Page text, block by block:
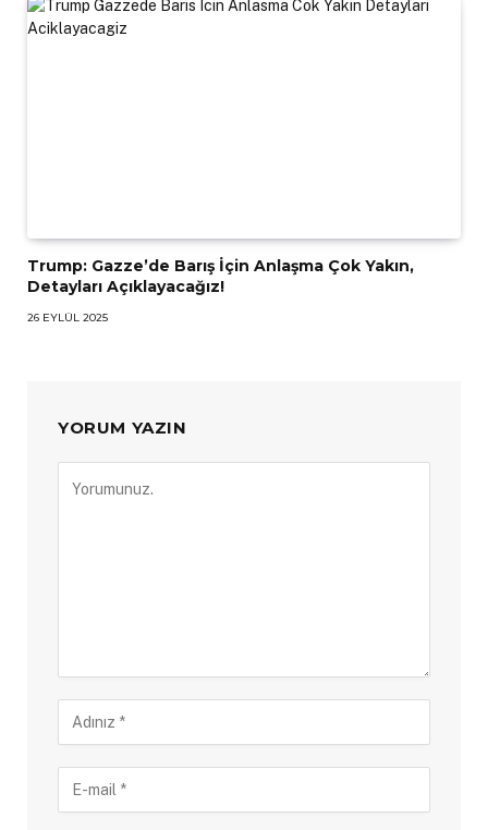
Trump: Gazze’de Barış İçin Anlaşma Çok Yakın,
Detayları Açıklayacağız!
26 EYLÜL 2025
YORUM YAZIN